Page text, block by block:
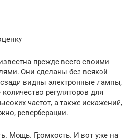
прежде всего своими
Они сделаны без всякой
видны электронные лампы,
регуляторов для
частот, а также искажений,
реверберации.
Мощь. Громкость. И вот уже на